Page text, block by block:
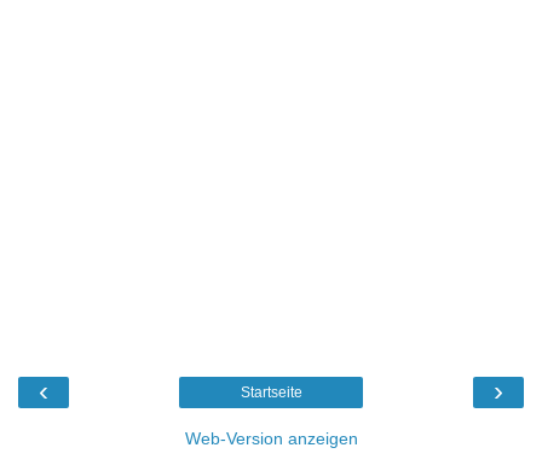
‹ ›
Startseite
Web-Version anzeigen